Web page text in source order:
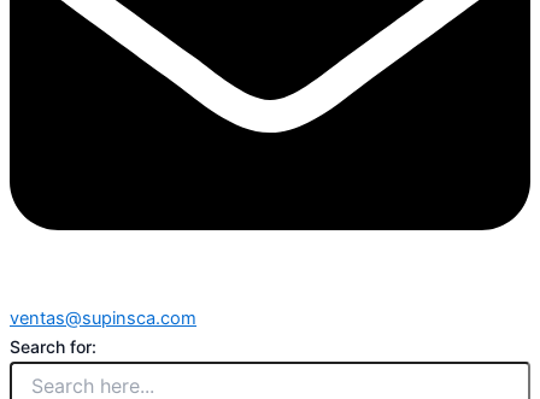
ventas@supinsca.com
Search for: